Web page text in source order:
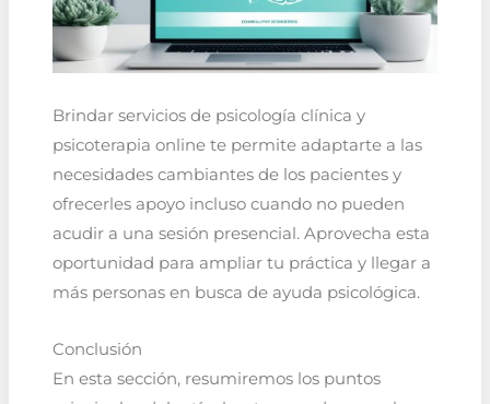
Brindar servicios de psicología clínica y
psicoterapia online te permite adaptarte a las
necesidades cambiantes de los pacientes y
ofrecerles apoyo incluso cuando no pueden
acudir a una sesión presencial. Aprovecha esta
oportunidad para ampliar tu práctica y llegar a
más personas en busca de ayuda psicológica.
Conclusión
En esta sección, resumiremos los puntos